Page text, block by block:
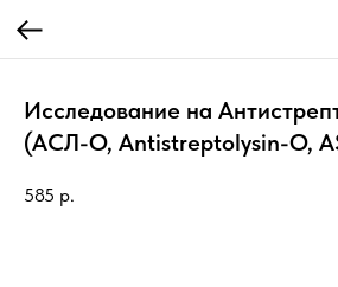
Исследование на
(АСЛ-О, Antistreptolysin-O,
585 р.